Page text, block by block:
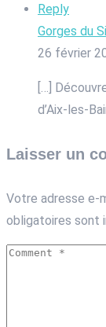
Reply
Gorges du
26 février
[…]
d’Aix-les-
Laisser un
Votre adresse e-
obligatoires sont